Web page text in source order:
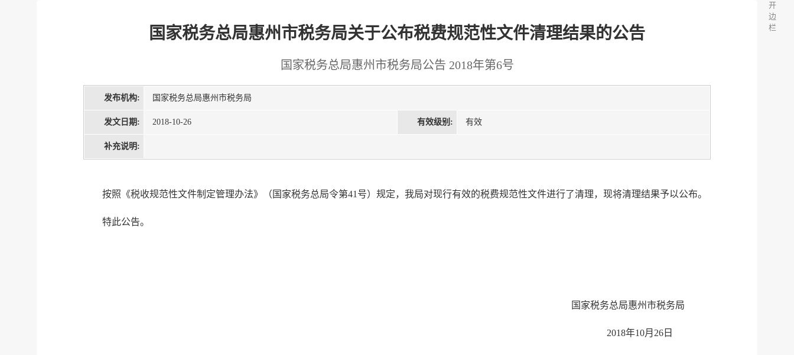
国家税务总局惠州市税务局关于公布税费规范性文件清理结果的公告
国家税务总局惠州市税务局公告 2018年第6号
发布机构: 国家税务总局惠州市税务局
发文日期: 2018-10-26 有效级别: 有效
补充说明:
按照《税收规范性文件制定管理办法》（国家税务总局令第41号）规定，我局对现行有效的税费规范性文件进行了清理，现将清理结果予以公布。
特此公告。
国家税务总局惠州市税务局
2018年10月26日
开
边
栏